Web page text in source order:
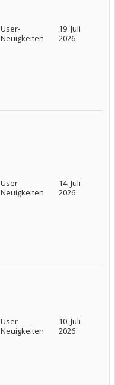
User-
Neuigkeiten
19. Juli
2026
User-
Neuigkeiten
14. Juli
2026
User-
Neuigkeiten
10. Juli
2026